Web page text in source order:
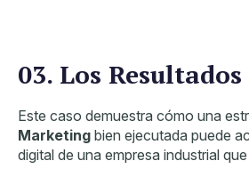
03. Los Resultados
Este caso demuestra cómo una
Marketing bien ejecutada puede
digital de una empresa industrial